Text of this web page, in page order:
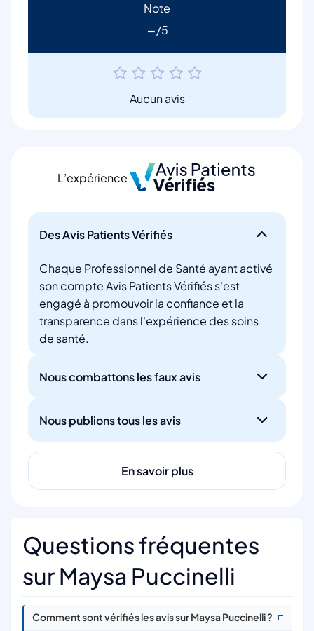
Note
-
Aucun avis
L’expérience
Des Avis Patients Vérifiés
Chaque Professionnel de Santé ayant activé
son compte Avis Patients Vérifiés s'est
engagé à promouvoir la confiance et la
transparence dans l'expérience des soins
de santé.
Nous combattons les faux avis
Nous publions tous les avis
En savoir plus
Questions fréquentes
sur Maysa Puccinelli
Comment sont vérifiés les avis sur Maysa Puccinelli ?